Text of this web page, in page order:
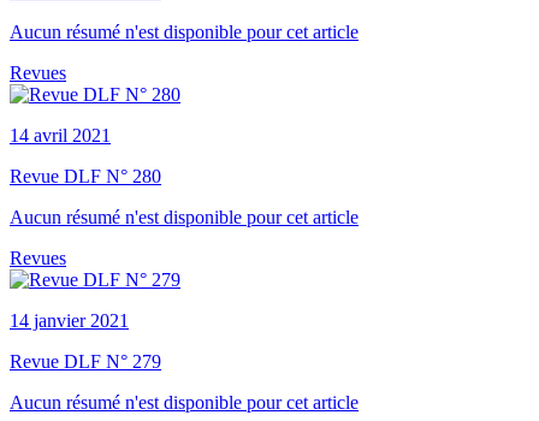
Aucun résumé n'est disponible pour cet article
Revues
14 avril 2021
Revue DLF N° 280
Aucun résumé n'est disponible pour cet article
Revues
14 janvier 2021
Revue DLF N° 279
Aucun résumé n'est disponible pour cet article